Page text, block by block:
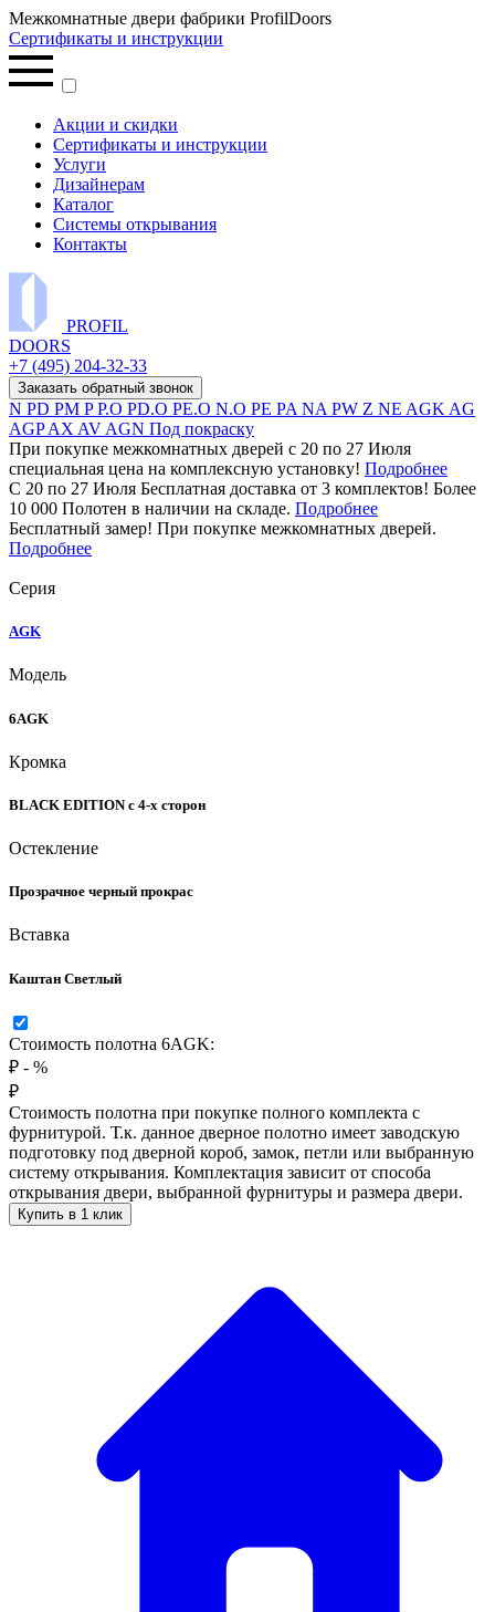
Межкомнатные двери фабрики ProfilDoors
Сертификаты и инструкции
Акции и скидки
Сертификаты и инструкции
Услуги
Дизайнерам
Каталог
Системы открывания
Контакты
PROFIL
DOORS
+7 (495) 204-32-33
Заказать обратный звонок
N PD PM PP.O PD.O PE.O N.O PE PA NA PW Z NE AGK AG
AGPAX AV AGN Под покраску
При покупке межкомнатных дверей c 20 по 27 Июля
специальная цена на комплексную установку! Подробнее
С 20 по 27 Июля Бесплатная доставка от 3 комплектов! Более
10 000 Полотен в наличии на складе. Подробнее
Бесплатный замер! При покупке межкомнатных дверей.
Подробнее
Серия
AGK
Модель
6AGK
Кромка
BLACK EDITION с 4-х сторон
Остекление
Прозрачное черный прокрас
Вставка
Каштан Светлый
Стоимость полотна 6AGK:
₽ - %
₽
Стоимость полотна при покупке полного комплекта с
фурнитурой. Т.к. данное дверное полотно имеет заводскую
подготовку под дверной короб, замок, петли или выбранную
систему открывания. Комплектация зависит от способа
открывания двери, выбранной фурнитуры и размера двери.
Купить в 1 клик